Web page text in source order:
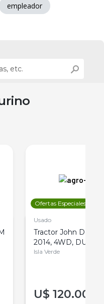
empleador
Ofertas Especiales
Usado
Tractor John Deere
2014, 4WD, DUAL
Isla Verde
U$ 120.000